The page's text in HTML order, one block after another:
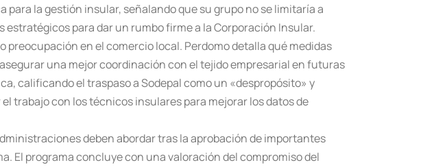
la gestión insular, señalando que su grupo no se limitaría a
para dar un rumbo firme a la Corporación Insular.
preocupación en el comercio local. Perdomo detalla qué medidas
una mejor coordinación con el tejido empresarial en futuras
calificando el traspaso a Sodepal como un «despropósito» y
trabajo con los técnicos insulares para mejorar los datos de
deben abordar tras la aprobación de importantes
El programa concluye con una valoración del compromiso del